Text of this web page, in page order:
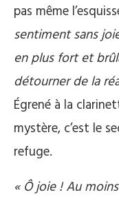
pas même
sentiment sans
en plus fort et
détourner de la
Égrené à la
mystère, c’est le
refuge.
« Ô joie ! Au